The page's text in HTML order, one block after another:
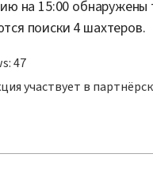
на 15:00 обнаружены
поиски 4 шахтеров.
47
участвует в